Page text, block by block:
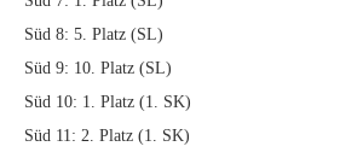
Süd 8: 5. Platz (SL)
Süd 9: 10. Platz (SL)
Süd 10: 1. Platz (1. SK)
Süd 11: 2. Platz (1. SK)